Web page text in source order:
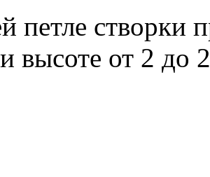
петле створки
высоте от 2 до